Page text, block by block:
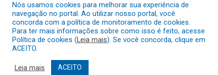
Todos os direitos reservados a Prefeitura Municipal de Gurupá
Mapa do Site
Acessar o Webmail
Nós usamos cookies para melhorar sua experiência de
navegação no portal. Ao utilizar nosso portal, você
concorda com a política de monitoramento de cookies.
Para ter mais informações sobre como isso é feito, acesse
Política de cookies (Leia mais). Se você concorda, clique em
ACEITO.
Leia mais ACEITO